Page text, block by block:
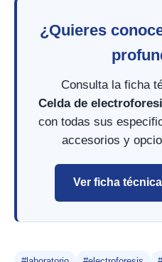
¿Quieres
Consulta la ficha
Celda de
con todas sus
accesorios y
Ver ficha